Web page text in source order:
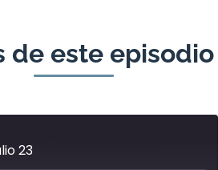
de este episodio
23